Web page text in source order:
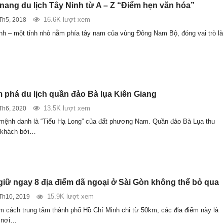
du lịch Tây Ninh từ A – Z “Điểm hẹn văn hóa”
2018
16.6K lượt xem
– một tỉnh nhỏ nằm phía tây nam của vùng Đông Nam Bộ, đóng vai trò là
phá du lịch quần đảo Bà lụa Kiên Giang
2020
13.5K lượt xem
danh là “Tiểu Hạ Long” của đất phương Nam. Quần đảo Bà Lụa thu
khách bởi…
ngay 8 địa điểm dã ngoại ở Sài Gòn không thể bỏ qua
2019
15.9K lượt xem
cách trung tâm thành phố Hồ Chí Minh chỉ từ 50km, các địa điểm này là